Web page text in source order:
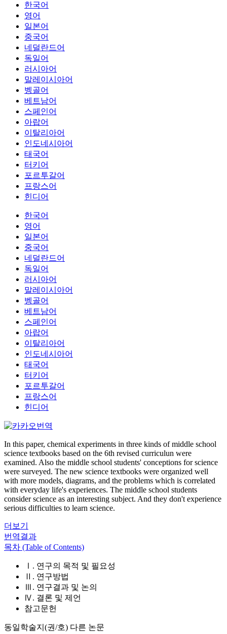
한국어
영어
일본어
중국어
네덜란드어
독일어
러시아어
말레이시아어
벵골어
베트남어
스페인어
아랍어
이탈리아어
인도네시아어
태국어
터키어
포르투갈어
프랑스어
힌디어
한국어
영어
일본어
중국어
네덜란드어
독일어
러시아어
말레이시아어
벵골어
베트남어
스페인어
아랍어
이탈리아어
인도네시아어
태국어
터키어
포르투갈어
프랑스어
힌디어
In this paper, chemical experiments in three kinds of middle school
science textbooks based on the 6th revised curriculun were
examined. Also the middle school students' conceptions for science
were surveyed. The new science textbooks were organized well
with more models, diagrams, and the problems which is correlated
with everyday life's experiences. The middle school students
consider science as an interesting subject. And they don't experience
serious difficulties to learn science.
더보기
번역결과
목차 (Table of Contents)
Ⅰ. 연구의 목적 및 필요성
Ⅱ. 연구방법
Ⅲ. 연구결과 및 논의
Ⅳ. 결론 및 제언
참고문헌
동일학술지(권/호) 다른 논문